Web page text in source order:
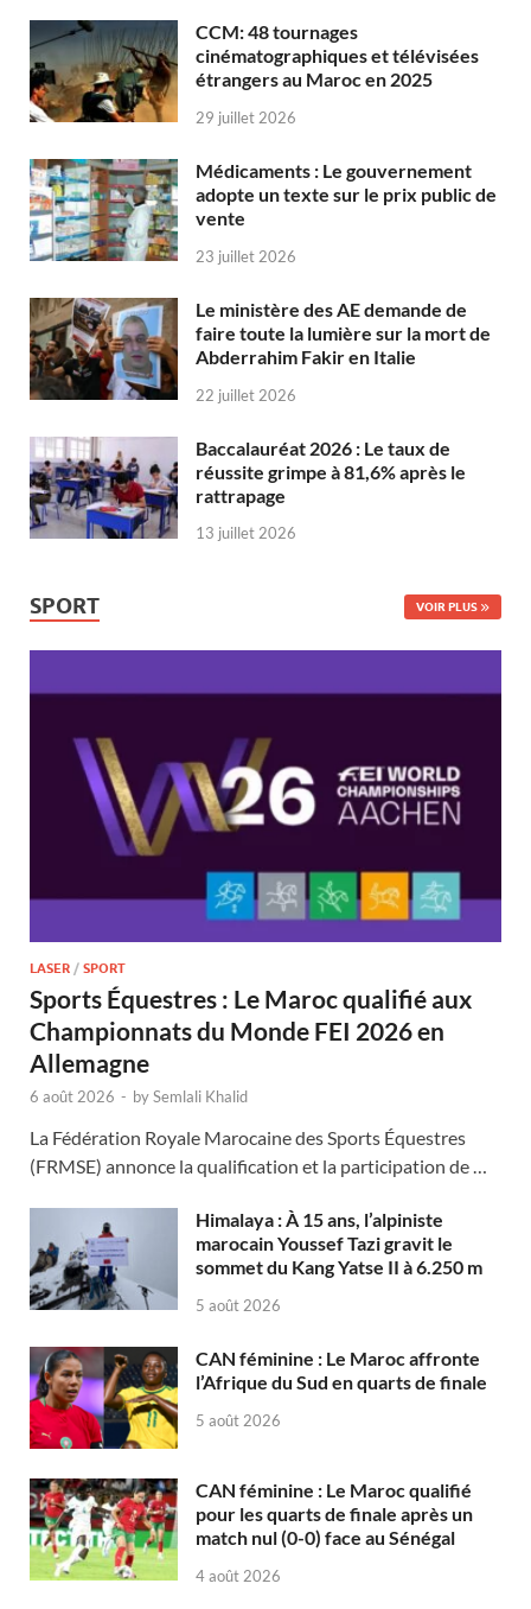
CCM: 48 tournages
cinématographiques et télévisées
étrangers au Maroc en 2025
29 juillet 2026
Médicaments : Le gouvernement
adopte un texte sur le prix public de
vente
23 juillet 2026
Le ministère des AE demande de
faire toute la lumière sur la mort de
Abderrahim Fakir en Italie
22 juillet 2026
Baccalauréat 2026 : Le taux de
réussite grimpe à 81,6% après le
rattrapage
13 juillet 2026
SPORT VOIR PLUS
LASER / SPORT
Sports Équestres : Le Maroc qualifié aux
Championnats du Monde FEI 2026 en
Allemagne
6 août 2026 - bySemlali Khalid
La Fédération Royale Marocaine des Sports Équestres
(FRMSE) annonce la qualification et la participation de …
Himalaya : À 15 ans, l’alpiniste
marocain Youssef Tazi gravit le
sommet du Kang Yatse II à 6.250 m
5 août 2026
CAN féminine : Le Maroc affronte
l’Afrique du Sud en quarts de finale
5 août 2026
CAN féminine : Le Maroc qualifié
pour les quarts de finale après un
match nul (0-0) face au Sénégal
4 août 2026